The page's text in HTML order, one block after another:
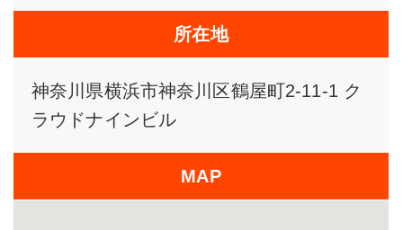
所在地
神奈川県横浜市神奈川区鶴屋町2-11-1 ク
ラウドナインビル
MAP